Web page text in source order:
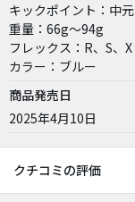
キックポイント：中元
重量：66g～94g
フレックス：R、S、X
カラー：ブルー
商品発売日
2025年4月10日
クチコミの評価